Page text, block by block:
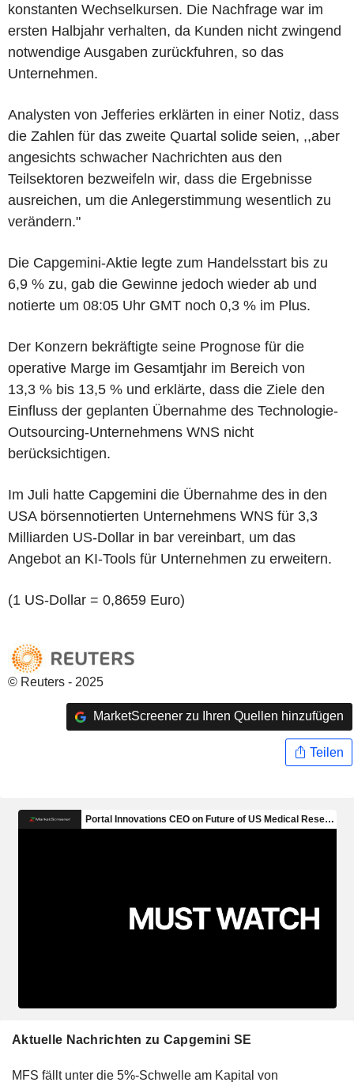
konstanten Wechselkursen. Die Nachfrage war im
ersten Halbjahr verhalten, da Kunden nicht zwingend
notwendige Ausgaben zurückfuhren, so das
Unternehmen.
Analysten von Jefferies erklärten in einer Notiz, dass
die Zahlen für das zweite Quartal solide seien, ,,aber
angesichts schwacher Nachrichten aus den
Teilsektoren bezweifeln wir, dass die Ergebnisse
ausreichen, um die Anlegerstimmung wesentlich zu
verändern."
Die Capgemini-Aktie legte zum Handelsstart bis zu
6,9 % zu, gab die Gewinne jedoch wieder ab und
notierte um 08:05 Uhr GMT noch 0,3 % im Plus.
Der Konzern bekräftigte seine Prognose für die
operative Marge im Gesamtjahr im Bereich von
13,3 % bis 13,5 % und erklärte, dass die Ziele den
Einfluss der geplanten Übernahme des Technologie-
Outsourcing-Unternehmens WNS nicht
berücksichtigen.
Im Juli hatte Capgemini die Übernahme des in den
USA börsennotierten Unternehmens WNS für 3,3
Milliarden US-Dollar in bar vereinbart, um das
Angebot an KI-Tools für Unternehmen zu erweitern.
(1 US-Dollar = 0,8659 Euro)
© Reuters - 2025
MarketScreener zu Ihren Quellen hinzufügen
Teilen
Aktuelle Nachrichten zu Capgemini SE
MFS fällt unter die 5%-Schwelle am Kapital von